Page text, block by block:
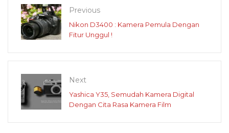
Previous
Nikon D3400 : Kamera Pemula Dengan
Fitur Unggul !
Next
Yashica Y35, Semudah Kamera Digital
Dengan Cita Rasa Kamera Film